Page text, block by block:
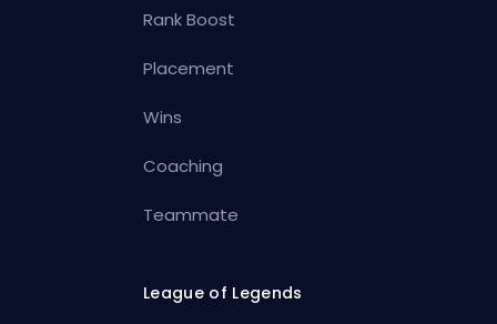
Rank Boost
Placement
Wins
Coaching
Teammate
League of Legends